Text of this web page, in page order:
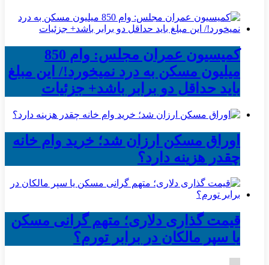
کمیسیون عمران مجلس: وام 850
میلیون مسکن به درد نمیخورد!/ این مبلغ
باید حداقل دو برابر باشد+ جزئیات
اوراق مسکن ارزان شد؛ خرید وام خانه
چقدر هزینه دارد؟
قیمت گذاری دلاری؛ متهم گرانی مسکن
یا سپر مالکان در برابر تورم؟